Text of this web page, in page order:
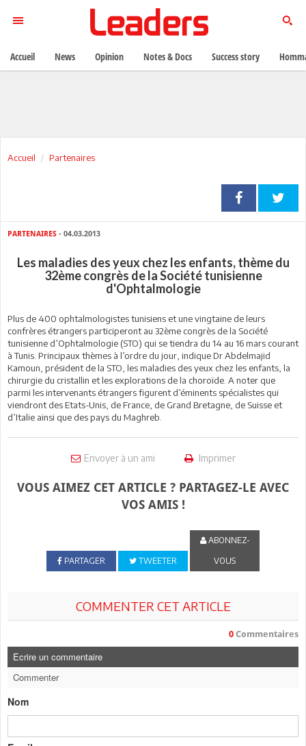
Accueil Partenaires
PARTENAIRES - 04.03.2013
Les maladies des yeux chez les enfants, thème du
32ème congrès de la Société tunisienne
d'Ophtalmologie
Plus de 400 ophtalmologistes tunisiens et une vingtaine de leurs
confrères étrangers participeront au 32ème congrès de la Société
tunisienne d’Ophtalmologie (STO) qui se tiendra du 14 au 16 mars courant
à Tunis. Principaux thèmes à l’ordre du jour, indique Dr Abdelmajid
Kamoun, président de la STO, les maladies des yeux chez les enfants, la
chirurgie du cristallin et les explorations de la choroïde. A noter que
parmi les intervenants étrangers figurent d’éminents spécialistes qui
viendront des Etats-Unis, de France, de Grand Bretagne, de Suisse et
d’Italie ainsi que des pays du Maghreb.
Envoyer à un ami Imprimer
VOUS AIMEZ CET ARTICLE ? PARTAGEZ-LE AVEC
VOS AMIS !
PARTAGER TWEETER
ABONNEZ-
VOUS
COMMENTER CET ARTICLE
0 Commentaires
Ecrire un commentaire
Commenter
Nom
Accueil News Opinion Notes & Docs Success story